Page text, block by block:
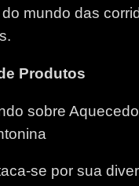
mundo das
Produtos
sobre
se por sua